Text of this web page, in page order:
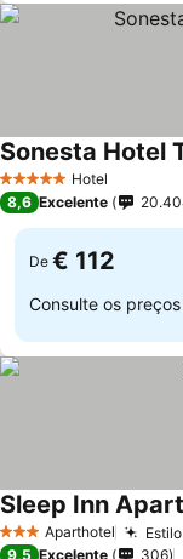
5 Estrelas Hotel
Sonesta Hotel
8,6 Excelente
De € 112
Consulte os
3 EstrelasAparthotel
Sleep Inn
9,5 Excelente 306